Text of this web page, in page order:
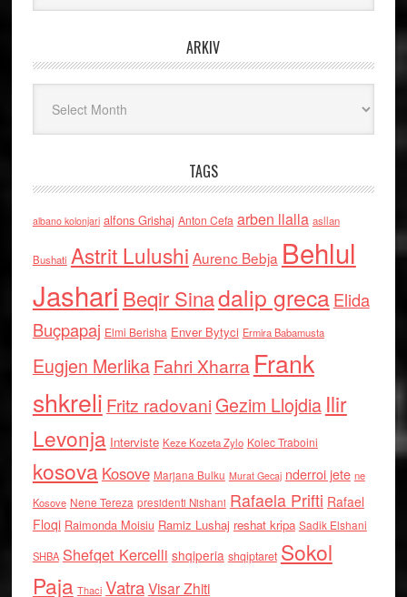
ARKIV
TAGS
albano kolonjari alfons Grishaj Anton Cefa arben llalla asllan
Bushati Astrit Lulushi Aurenc Bebja Behlul
Jashari Beqir Sinadalip grecaElida
Buçpapaj Elmi Berisha Enver Bytyci Ermira Babamusta
Eugjen MerlikaFahri Xharra Frank
shkreli Fritz radovaniGezim Llojdia Ilir
Levonja Interviste Keze Kozeta Zylo Kolec Traboini
kosova Kosove Marjana Bulku Murat Gecaj nderroi jete ne
Kosove Nene Tereza presidenti Nishani Rafaela Prifti Rafael
Floqi Raimonda Moisiu Ramiz Lushaj reshat kripa Sadik Elshani
SHBA Shefqet Kercelli shqiperia shqiptaret Sokol
Paja Thaci VatraVisar Zhiti